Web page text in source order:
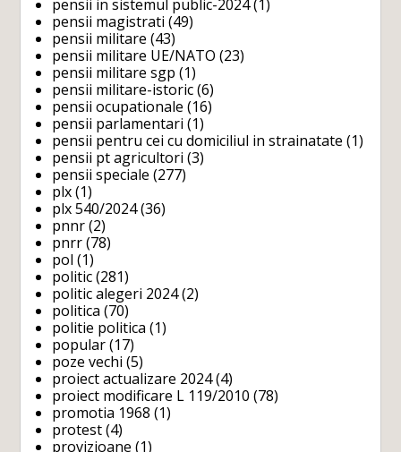
pensii in sistemul public-2024(1)
pensii magistrati (49)
pensii militare (43)
pensii militare UE/NATO (23)
pensii militare sgp (1)
pensii militare-istoric (6)
pensii ocupationale (16)
pensii parlamentari (1)
pensii pentru cei cu domiciliul in strainatate (1)
pensii pt agricultori (3)
pensii speciale (277)
plx (1)
plx 540/2024(36)
pnnr (2)
pnrr (78)
pol (1)
politic (281)
politic alegeri 2024(2)
politica (70)
politie politica (1)
popular (17)
poze vechi (5)
proiect actualizare 2024(4)
proiect modificare L 119/2010 (78)
promotia 1968 (1)
protest (4)
provizioane (1)